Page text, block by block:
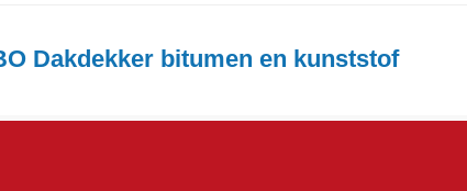
Dakdekker bitumen en kunststof